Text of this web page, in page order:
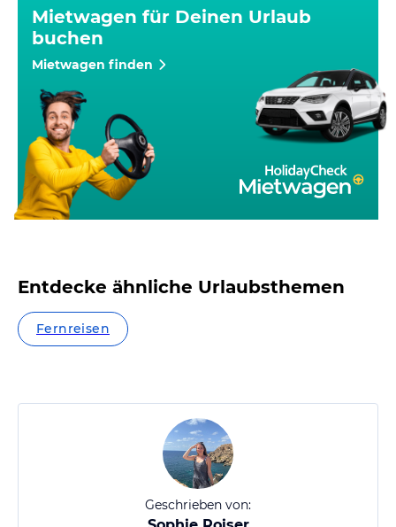
Mietwagen für Deinen Urlaub
buchen
Mietwagen finden
Entdecke ähnliche Urlaubsthemen
Fernreisen
Geschrieben von: